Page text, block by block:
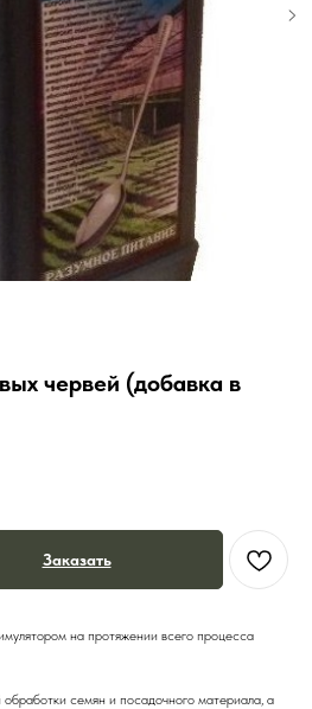
червей (добавка в
Заказать
на протяжении всего процесса
семян и посадочного материала, а